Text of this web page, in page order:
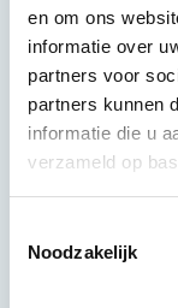
en om ons
informatie over
partners voor
partners kunnen
informatie die u
verzameld op
Noodzakelijk
om
op
Een
jouw